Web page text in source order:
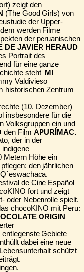
zeigt den
(The Good Girls) von
der Upper-
werden Filme
der peruanischen
DE JAVIER HERAUD
Portrait des
für eine ganze
steht. MI
Valdivieso
historischen Zentrum
(10. Dezember)
insbesondere für die
Volksgruppen ein und
den Film APURÍMAC.
der in der
indigene
Metern Höhe ein
den jährlichen
de Cine Español
fort und zeigt
oder Nebenrolle spielt.
chocoKINO mit Peru:
ORIGIN
Gebiete
dabei eine neue
schützt